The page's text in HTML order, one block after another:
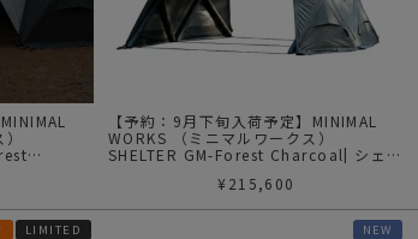
【予約：9月下旬入荷予定】MINIMAL
WORKS （ミニマルワークス）
SHELTER GM-Forest Charcoal| シェル
¥ 215,600
LIMITED NEW